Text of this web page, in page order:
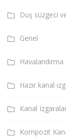
Duş süzgeci
Genel
Havalandırma
Hazır kanal
Kanal
Kompozit